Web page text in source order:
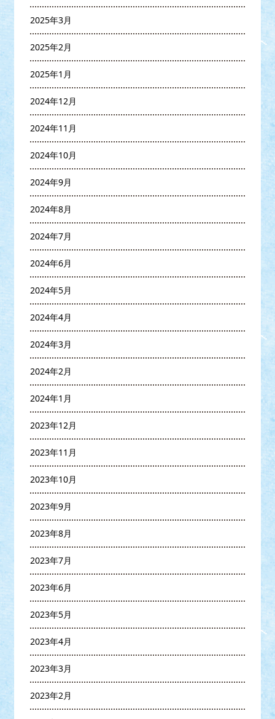
2025年3月
2025年2月
2025年1月
2024年12月
2024年11月
2024年10月
2024年9月
2024年8月
2024年7月
2024年6月
2024年5月
2024年4月
2024年3月
2024年2月
2024年1月
2023年12月
2023年11月
2023年10月
2023年9月
2023年8月
2023年7月
2023年6月
2023年5月
2023年4月
2023年3月
2023年2月